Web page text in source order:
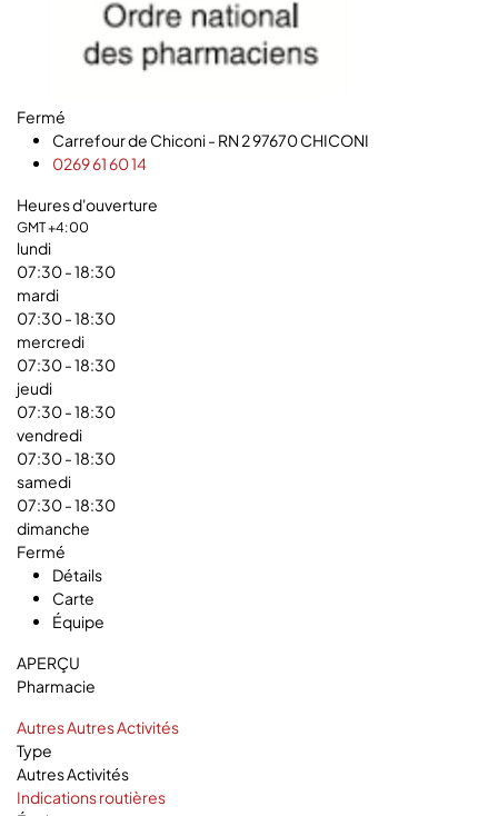
Fermé
Carrefour de Chiconi - RN 2 97670 CHICONI
0269 61 60 14
Heures d'ouverture
GMT +4:00
lundi
07:30- 18:30
mardi
07:30- 18:30
mercredi
07:30- 18:30
jeudi
07:30- 18:30
vendredi
07:30- 18:30
samedi
07:30- 18:30
dimanche
Fermé
Détails
Carte
Équipe
APERÇU
Pharmacie
AutresAutres Activités
Type
Autres Activités
Indications routières